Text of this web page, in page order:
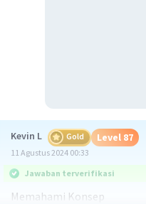
Kevin L Gold Level 87
11 Agustus 2024 00:33
Jawaban terverifikasi
Memahami Konsep